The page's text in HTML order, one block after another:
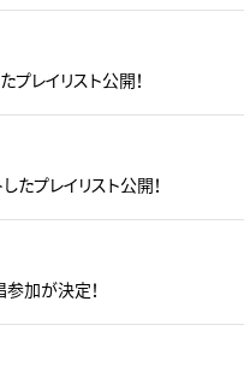
レイリスト公開！
プレイリスト公開！
加が決定！